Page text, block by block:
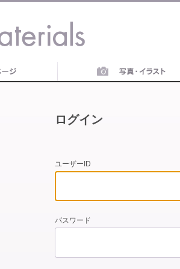
ログイン
ユーザーID
パスワード